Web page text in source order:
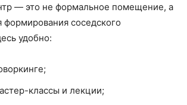
— это не формальное помещение, а
формирования соседского
удобно:
классы и лекции;